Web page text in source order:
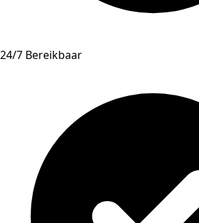
24/7 Bereikbaar